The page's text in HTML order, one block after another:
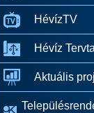
HévízTV
Hévíz
Aktuális